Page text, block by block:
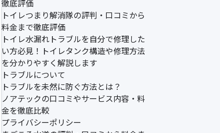
徹底評価
トイレつまり解消隊の評判・口コミから
料金まで徹底評価
トイレ水漏れトラブルを自分で修理した
い方必見！トイレタンク構造や修理方法
を分かりやすく解説します
トラブルについて
トラブルを未然に防ぐ方法とは？
ノアテックの口コミやサービス内容・料
金を徹底比較
プライバシーポリシー